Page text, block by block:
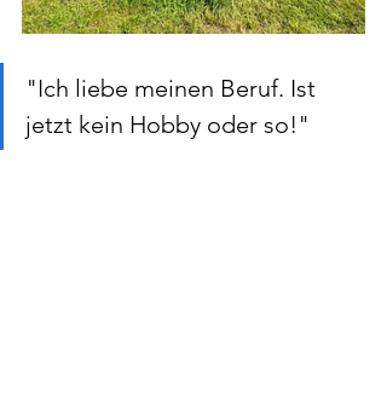
"Ich liebe meinen Beruf. Ist
jetzt kein Hobby oder so!"